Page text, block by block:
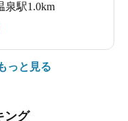
泉駅1.0km
っと見る
ング